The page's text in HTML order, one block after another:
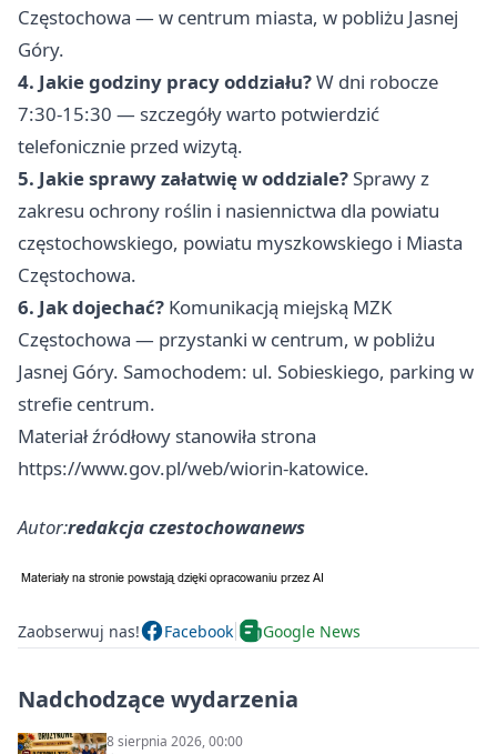
Częstochowa — w centrum miasta, w pobliżu Jasnej
Góry.
4. Jakie godziny pracy oddziału?W dni robocze
7:30-15:30 — szczegóły warto potwierdzić
telefonicznie przed wizytą.
5. Jakie sprawy załatwię w oddziale?Sprawy z
zakresu ochrony roślin i nasiennictwa dla powiatu
częstochowskiego, powiatu myszkowskiego i Miasta
Częstochowa.
6. Jak dojechać? Komunikacją miejską MZK
Częstochowa — przystanki w centrum, w pobliżu
Jasnej Góry. Samochodem: ul. Sobieskiego, parking w
strefie centrum.
Materiał źródłowy stanowiła strona
https://www.gov.pl/web/wiorin-katowice.
Autor:redakcja czestochowanews
Zaobserwuj nas! Facebook Google News
Nadchodzące wydarzenia
8 sierpnia 2026, 00:00